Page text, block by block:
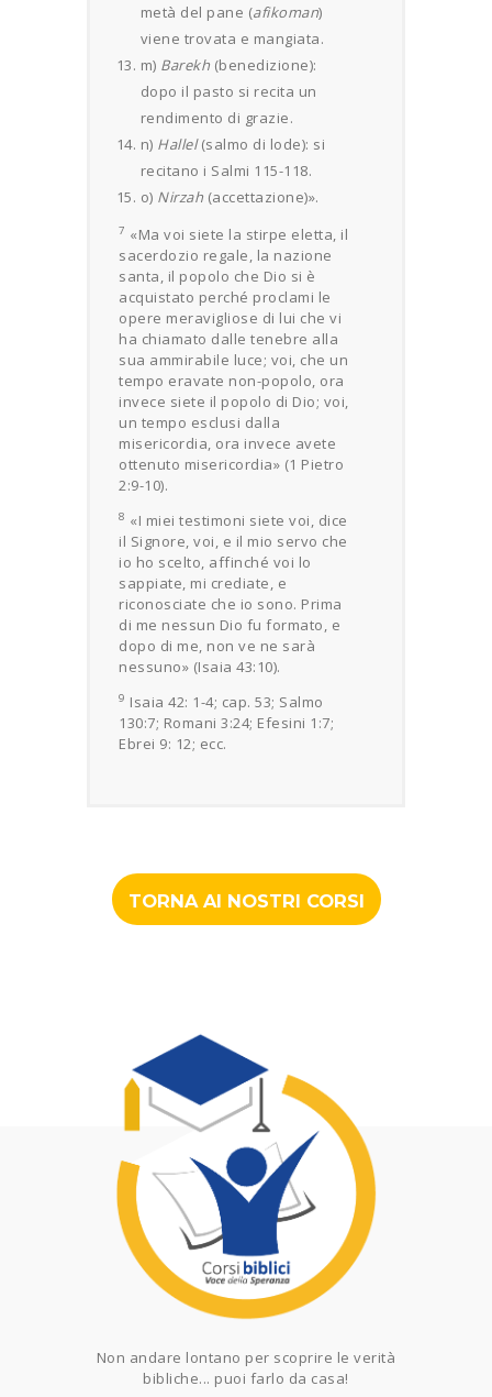
metà del pane (afikoman)
viene trovata e mangiata.
m) Barekh (benedizione):
dopo il pasto si recita un
rendimento di grazie.
n) Hallel(salmo di lode): si
recitano i Salmi 115-118.
o) Nirzah (accettazione)».
7 «Ma voi siete la stirpe eletta, il
sacerdozio regale, la nazione
santa, il popolo che Dio si è
acquistato perché proclami le
opere meravigliose di lui che vi
ha chiamato dalle tenebre alla
sua ammirabile luce; voi, che un
tempo eravate non-popolo, ora
invece siete il popolo di Dio; voi,
un tempo esclusi dalla
misericordia, ora invece avete
ottenuto misericordia» (1 Pietro
2:9-10).
8 «I miei testimoni siete voi, dice
il Signore, voi, e il mio servo che
io ho scelto, affinché voi lo
sappiate, mi crediate, e
riconosciate che io sono. Prima
di me nessun Dio fu formato, e
dopo di me, non ve ne sarà
nessuno» (Isaia 43:10).
9 Isaia 42: 1-4; cap. 53; Salmo
130:7; Romani 3:24; Efesini 1:7;
Ebrei 9: 12; ecc.
TORNA AI NOSTRI CORSI
Non andare lontano per scoprire le verità
bibliche... puoi farlo da casa!